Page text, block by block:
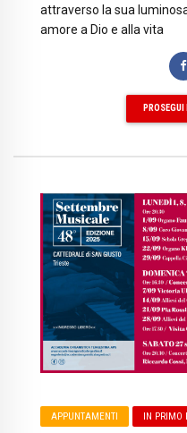
attraverso la sua
amore a Dio e alla vita
PROSEGUI
APPUNTAMENTI IN PRIMO